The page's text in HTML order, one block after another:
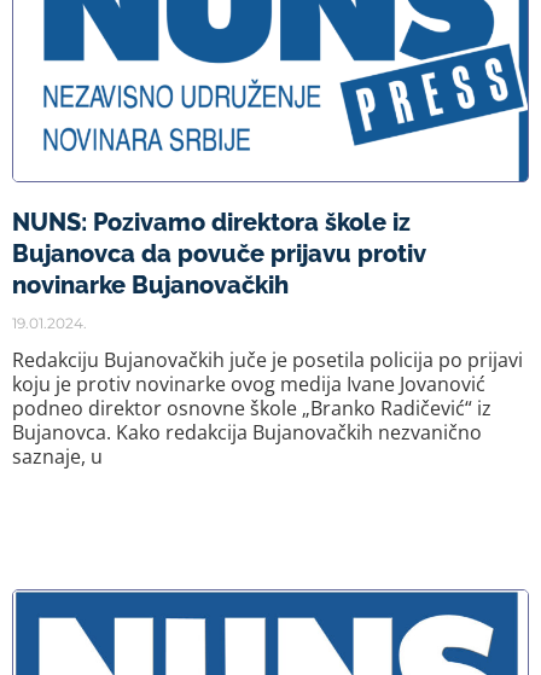
NUNS: Pozivamo direktora škole iz
Bujanovca da povuče prijavu protiv
novinarke Bujanovačkih
19.01.2024.
Redakciju Bujanovačkih juče je posetila policija po prijavi
koju je protiv novinarke ovog medija Ivane Jovanović
podneo direktor osnovne škole „Branko Radičević“ iz
Bujanovca. Kako redakcija Bujanovačkih nezvanično
saznaje, u